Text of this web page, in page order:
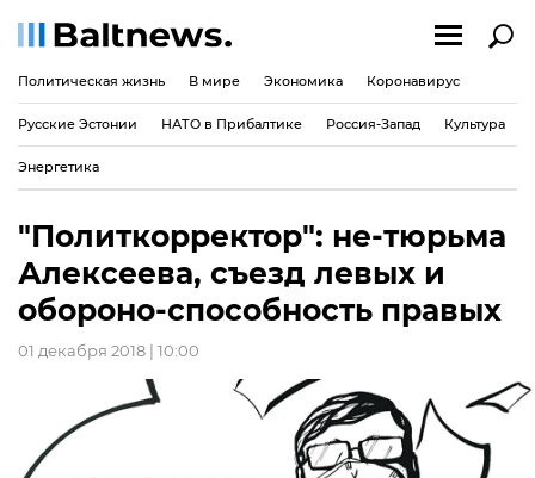
Политическая жизнь В мире Экономика Коронавирус
Русские Эстонии НАТО в Прибалтике Россия-Запад Культура
Энергетика
"Политкорректор": не-тюрьма
Алексеева, съезд левых и
обороно-способность правых
01 декабря 2018 | 10:00